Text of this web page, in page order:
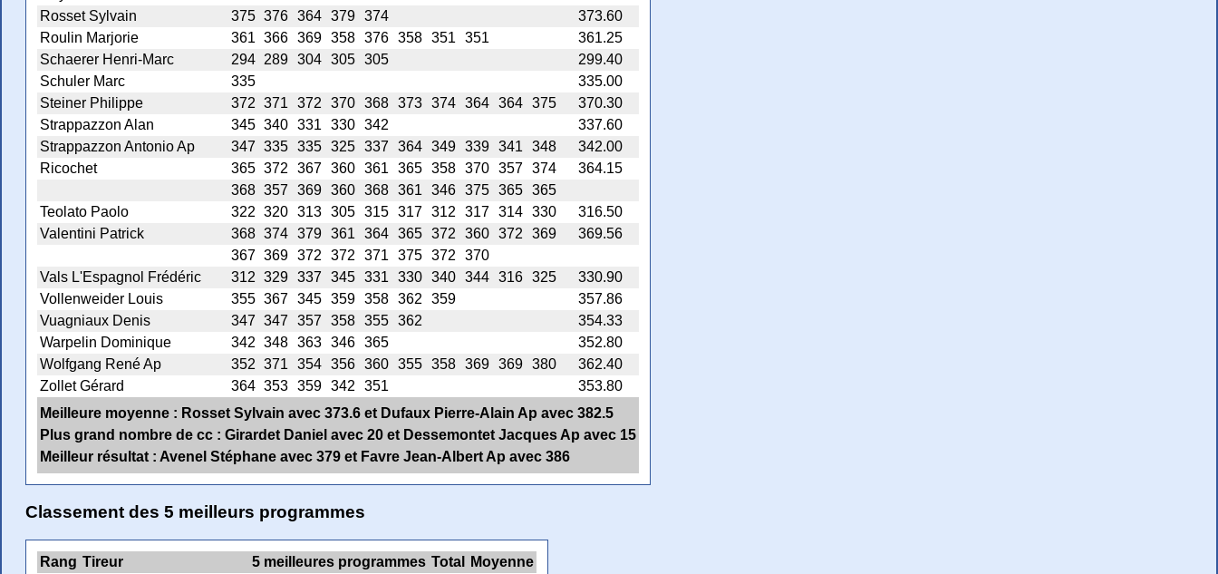
Rosset Sylvain
375 376 364 379 374
373.60
Roulin Marjorie
361 366 369 358 376 358 351 351
361.25
Schaerer Henri-Marc
294 289 304 305 305
299.40
Schuler Marc
335
335.00
Steiner Philippe
372 371 372 370 368 373 374 364 364 375
370.30
Strappazzon Alan
345 340 331 330 342
337.60
Strappazzon Antonio Ap
347 335 335 325 337 364 349 339 341 348
342.00
Ricochet
365 372 367 360 361 365 358 370 357 374
364.15
368 357 369 360 368 361 346 375 365 365
Teolato Paolo
322 320 313 305 315 317 312 317 314 330
316.50
Valentini Patrick
368 374 379 361 364 365 372 360 372 369
369.56
367 369 372 372 371 375 372
370
Vals L'Espagnol Frédéric
312 329 337 345 331 330 340 344 316 325
330.90
Vollenweider Louis
355 367 345 359 358 362 359
357.86
Vuagniaux Denis
347 347 357 358 355 362
354.33
Warpelin Dominique
342 348 363 346 365
352.80
Wolfgang René Ap
352 371 354 356 360 355 358 369 369 380
362.40
Zollet Gérard
364 353 359 342 351
353.80
Meilleure moyenne : Rosset Sylvain avec 373.6 et Dufaux Pierre-Alain Ap avec 382.5
Plus grand nombre de cc : Girardet Daniel avec 20 et Dessemontet Jacques Ap avec 15
Meilleur résultat : Avenel Stéphane avec 379 et Favre Jean-Albert Ap avec 386
Classement des 5 meilleurs programmes
Rang Tireur 5 meilleures programmes Total
Moyenne